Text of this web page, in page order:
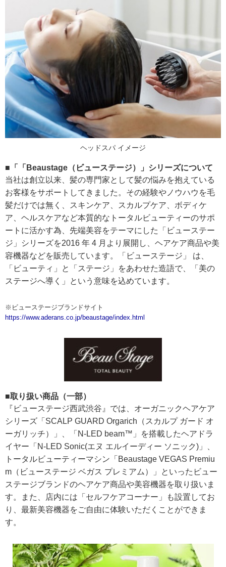
ヘッドスパ イメージ
■「「Beaustage（ビューステージ）」シリーズについて
当社は創立以来、髪の専門家として髪の悩みを抱えている
お客様をサポートしてきました。その経験やノウハウを毛
髪だけでは無く、スキンケア、スカルプケア、ボディケ
ア、ヘルスケアなど本質的なトータルビューティーのサポ
ートに活かす為、先端美容をテーマにした「ビューステー
ジ」シリーズを2016 年 4 月より展開し、ヘアケア商品や美
容機器などを販売しています。「ビューステージ」 は、
「ビューティ」と「ステージ」をあわせた造語で、「美の
ステージへ導く」という意味を込めています。
※ビューステージブランドサイト
https://www.aderans.co.jp/beaustage/index.html
■取り扱い商品（一部）
『ビューステージ西武渋谷』では、オーガニックヘアケア
シリーズ「SCALP GUARD Orgarich（スカルプ ガード オ
ーガリッチ）」、「N-LED beam™」を搭載したヘアドラ
イヤー「N-LED Sonic(エヌ エルイーディー ソニック)」、
トータルビューティーマシン「Beaustage VEGAS Premiu
m（ビューステージ ベガス プレミアム）」といったビュー
ステージブランドのヘアケア商品や美容機器を取り扱いま
す。また、店内には「セルフケアコーナー」も設置してお
り、最新美容機器をご自由に体験いただくことができま
す。